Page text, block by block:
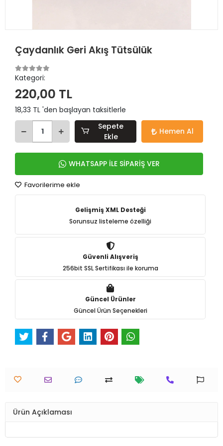
Çaydanlık Geri Akış Tütsülük
Kategori:
220,00 TL
18,33 TL 'den başlayan taksitlerle
Sepete
Ekle
Hemen Al
WHATSAPP İLE SİPARİŞ VER
Favorilerime ekle
Gelişmiş XML Desteği
Sorunsuz listeleme özelliği
Güvenli Alışveriş
256bit SSL Sertifikası ile koruma
Güncel Ürünler
Güncel Ürün Seçenekleri
Ürün Açıklaması